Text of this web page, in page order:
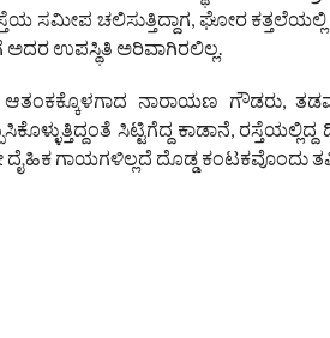
ಸಮೀಪ ಚಲಿಸುತ್ತಿದ್ದಾಗ, ಘೋರ
ಉಪಸ್ಥಿತಿ ಅರಿವಾಗಿರಲಿಲ್ಲ.
ಆತಂಕಕ್ಕೊಳಗಾದ ನಾರಾಯಣ ಗೌಡರು,
ಸಿಟ್ಟಿಗೆದ್ದ ಕಾಡಾನೆ,
ಗಾಯಗಳಿಲ್ಲದೆ ದೊಡ್ಡ ಕಂಟಕವೊಂದು